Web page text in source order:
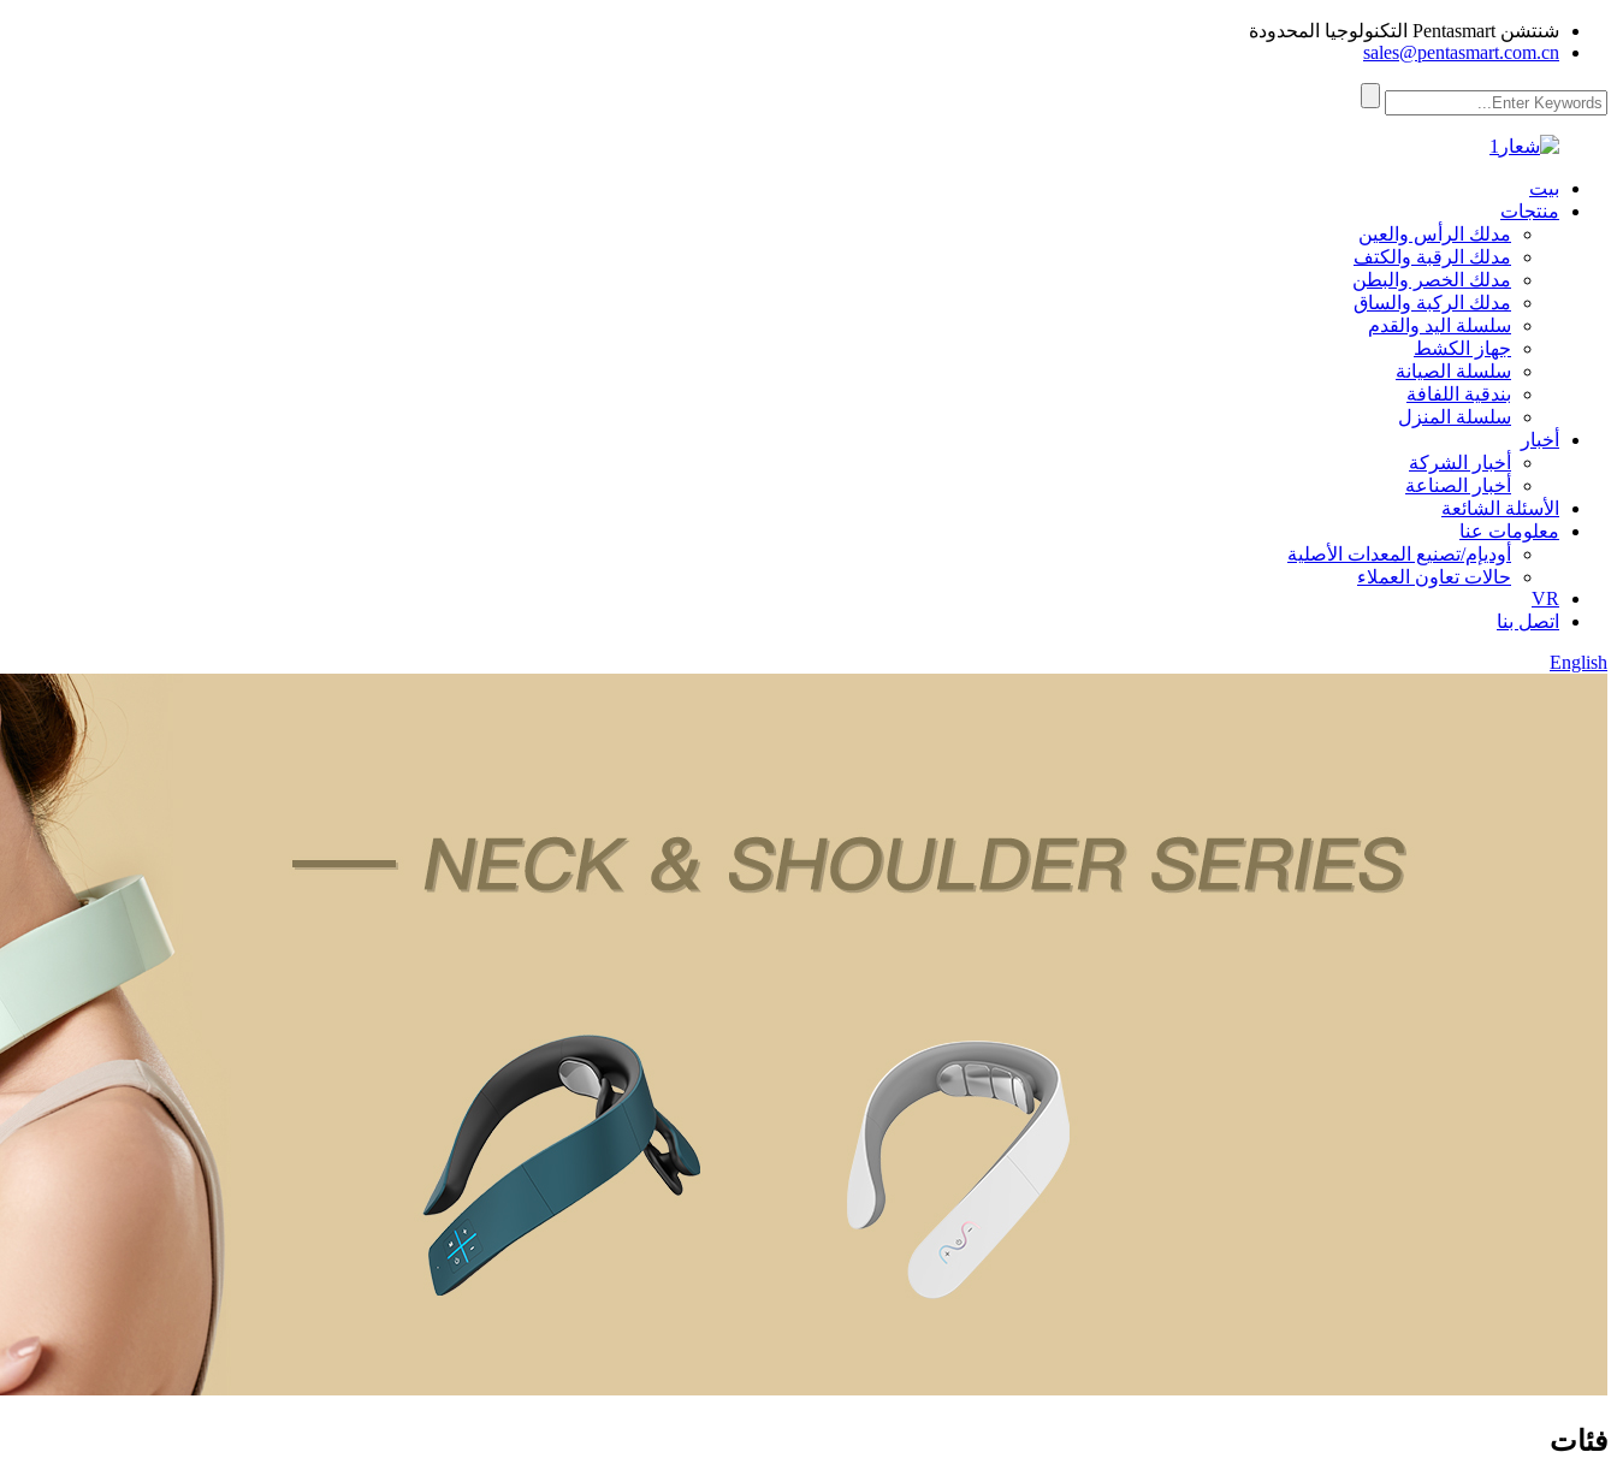
شنتشن Pentasmart التكنولوجيا المحدودة
sales@pentasmart.com.cn
بيت
منتجات
مدلك الرأس والعين
مدلك الرقبة والكتف
مدلك الخصر والبطن
مدلك الركبة والساق
سلسلة اليد والقدم
جهاز الكشط
سلسلة الصيانة
بندقية اللفافة
سلسلة المنزل
أخبار
أخبار الشركة
أخبار الصناعة
الأسئلة الشائعة
معلومات عنا
أوديإم/تصنيع المعدات الأصلية
حالات تعاون العملاء
VR
اتصل بنا
English
فئات